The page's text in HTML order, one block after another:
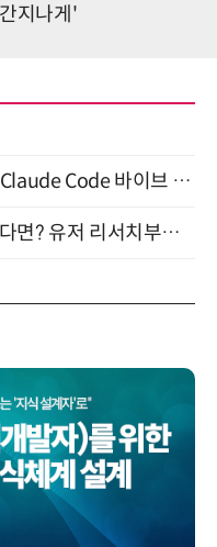
지나게'
"모든 담당자(비개발자)를 위한 Claude Code 바이브 코딩 2-day 부트캠프" 9월 16~17일 개최
그럴듯하지만 AI가 만든 티가 난다면? 유저 리서치부터 배포까지! (9/15)